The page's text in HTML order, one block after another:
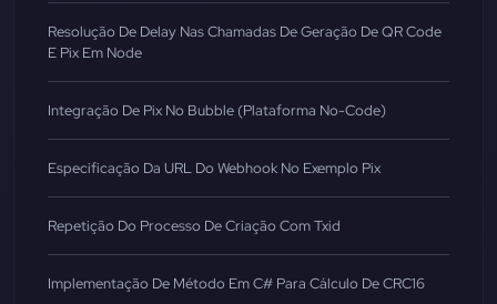
Resolução De Delay Nas Chamadas De Geração De QR Code
E Pix Em Node
Integração De Pix No Bubble (Plataforma No-Code)
Especificação Da URL Do Webhook No Exemplo Pix
Repetição Do Processo De Criação Com Txid
Implementação De Método Em C# Para Cálculo De CRC16